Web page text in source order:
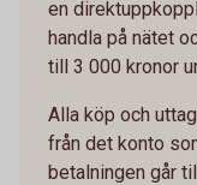
en
handla på nätet
till 3 000 kronor
Alla köp och
från det konto
betalningen går